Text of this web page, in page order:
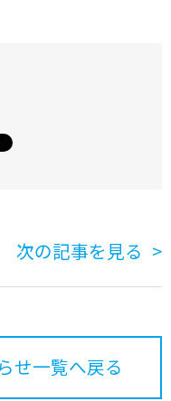
次の記事を見る
せ一覧へ戻る